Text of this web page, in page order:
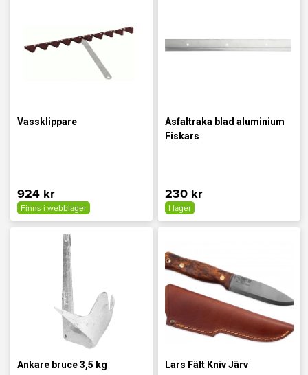
Vassklippare
924 kr
Finns i webblager
Asfaltraka blad aluminium
Fiskars
230 kr
I lager
Ankare bruce 3,5 kg
Lars Fält Kniv Järv